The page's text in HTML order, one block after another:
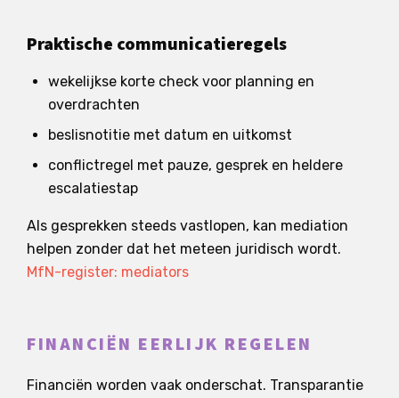
Praktische communicatieregels
wekelijkse korte check voor planning en
overdrachten
beslisnotitie met datum en uitkomst
conflictregel met pauze, gesprek en heldere
escalatiestap
Als gesprekken steeds vastlopen, kan mediation
helpen zonder dat het meteen juridisch wordt.
MfN-register: mediators
FINANCIËN EERLIJK REGELEN
Financiën worden vaak onderschat. Transparantie